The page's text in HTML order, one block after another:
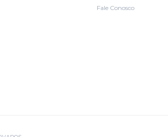
Fale Conosco